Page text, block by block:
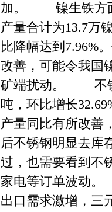
加。 镍生铁方面
产量合计为13.7万
比降幅达到7.96%
改善，可能令我国
矿端扰动。 不锈
吨，环比增长
产量同比有所改善
后不锈钢明显去库
过，也需要看到不
家电等订单波动
出口需求激增，三